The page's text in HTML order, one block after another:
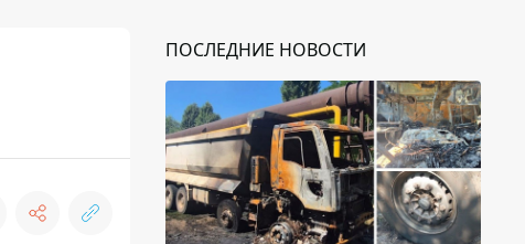
ПОСЛЕДНИЕ НОВОСТИ